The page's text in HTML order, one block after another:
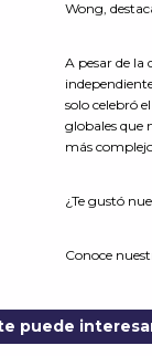
Wong,
A pesar de la
solo celebró
globales que
más
¿Te gustó
Conoce
puede